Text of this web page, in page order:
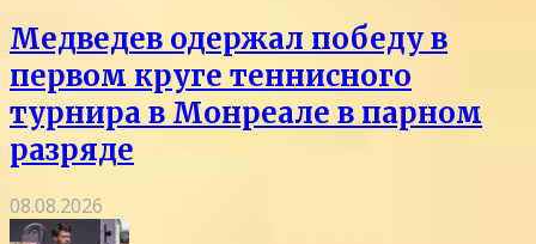
Медведев одержал победу в
первом круге теннисного
турнира в Монреале в парном
разряде
08.08.2026